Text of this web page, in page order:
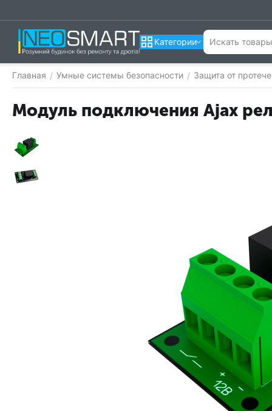
Категории
Главная / Умные системы безопасности / Защита от
Модуль подключения Ajax